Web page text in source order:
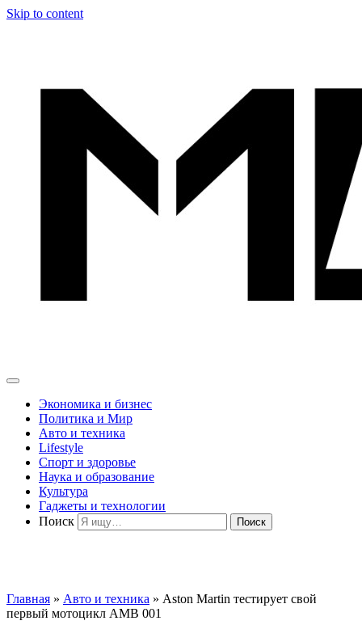
Skip to content
Экономика и бизнес
Политика и Мир
Авто и техника
Lifestyle
Спорт и здоровье
Наука и образование
Культура
Гаджеты и технологии
Поиск
Главная » Авто и техника » Aston Martin тестирует свой
первый мотоцикл AMB 001